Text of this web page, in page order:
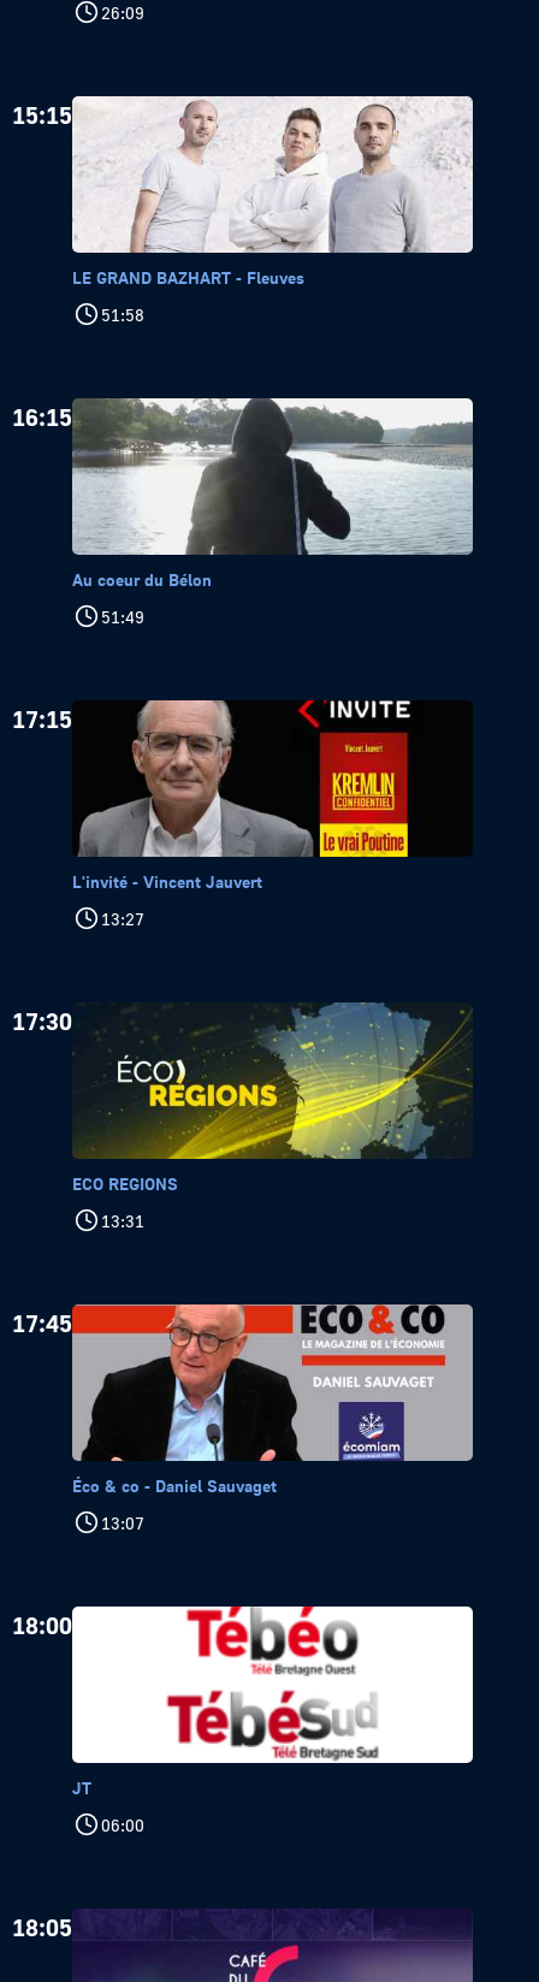
26:09
15:15
LE GRAND BAZHART - Fleuves
51:58
16:15
Au coeur du Bélon
51:49
17:15
L'invité - Vincent Jauvert
13:27
17:30
ECO REGIONS
13:31
17:45
Éco & co - Daniel Sauvaget
13:07
18:00
JT
06:00
18:05